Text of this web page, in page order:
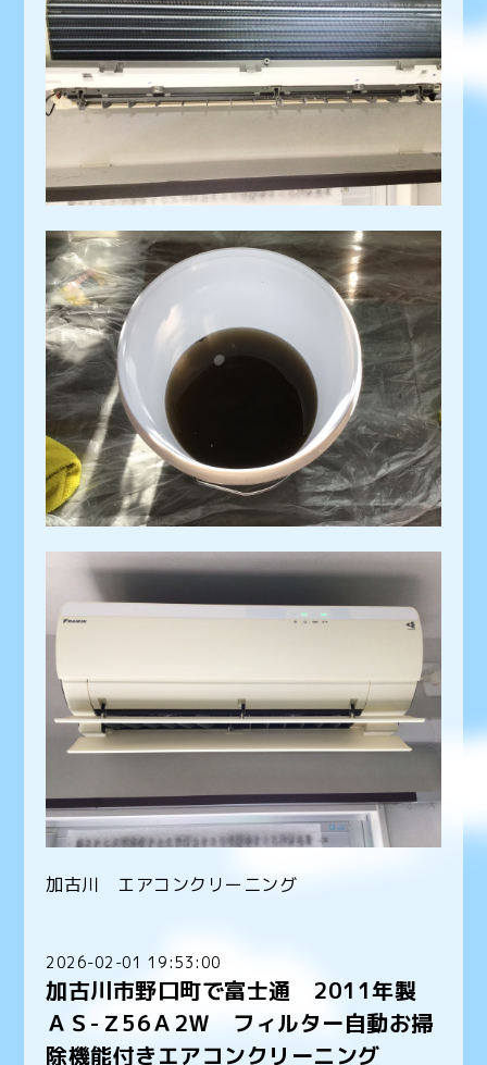
加古川 エアコンクリーニング
2026-02-01 19:53:00
加古川市野口町で富士通 2011年製
ＡＳ-Ｚ56Ａ2Ｗ フィルター自動お掃
除機能付きエアコンクリーニング